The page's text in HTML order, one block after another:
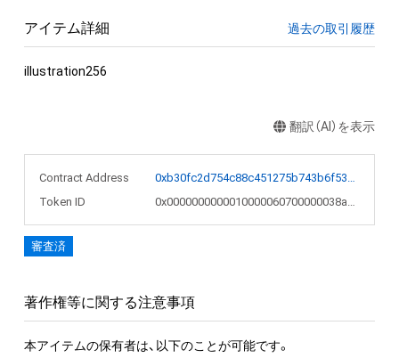
アイテム詳細 過去の取引履歴
illustration256
翻訳（AI）を表示
Contract Address
0xb30fc2d754c88c451275b743b6f530f19f643683
Token ID
0x0000000000010000060700000038a08a
審査済
著作権等に関する注意事項
本アイテムの保有者は、以下のことが可能です。